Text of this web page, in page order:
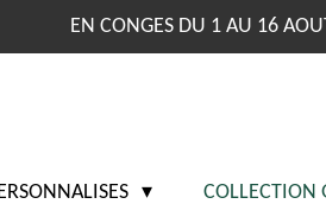
EN CONGES DU 1 AU 16
COLLECTION